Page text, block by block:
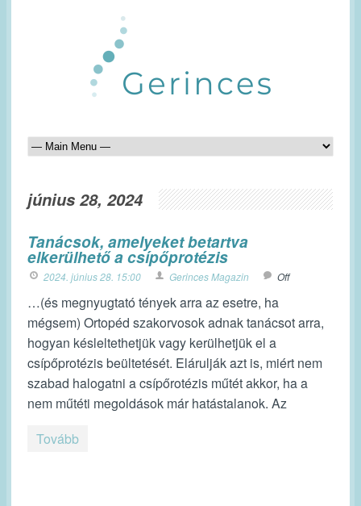
június 28, 2024
Tanácsok, amelyeket betartva
elkerülhető a csípőprotézis
2024. június 28. 15:00 Gerinces Magazin Off
…(és megnyugtató tények arra az esetre, ha
mégsem) Ortopéd szakorvosok adnak tanácsot arra,
hogyan késleltethetjük vagy kerülhetjük el a
csípőprotézis beültetését. Elárulják azt is, miért nem
szabad halogatni a csípőrotézis műtét akkor, ha a
nem műtéti megoldások már hatástalanok. Az
Tovább